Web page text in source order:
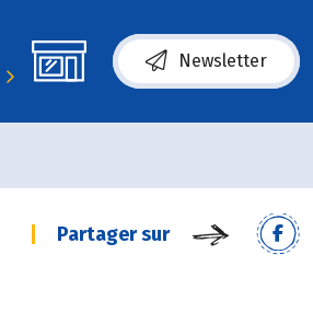
Newsletter
Partager sur